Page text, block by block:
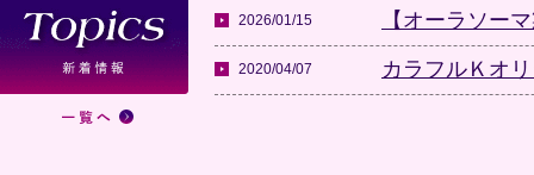
2026/01/15 【オーラソー
2020/04/07 カラフルＫオ